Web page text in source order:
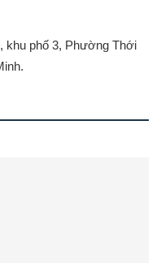
khu phố 3, Phường Thới